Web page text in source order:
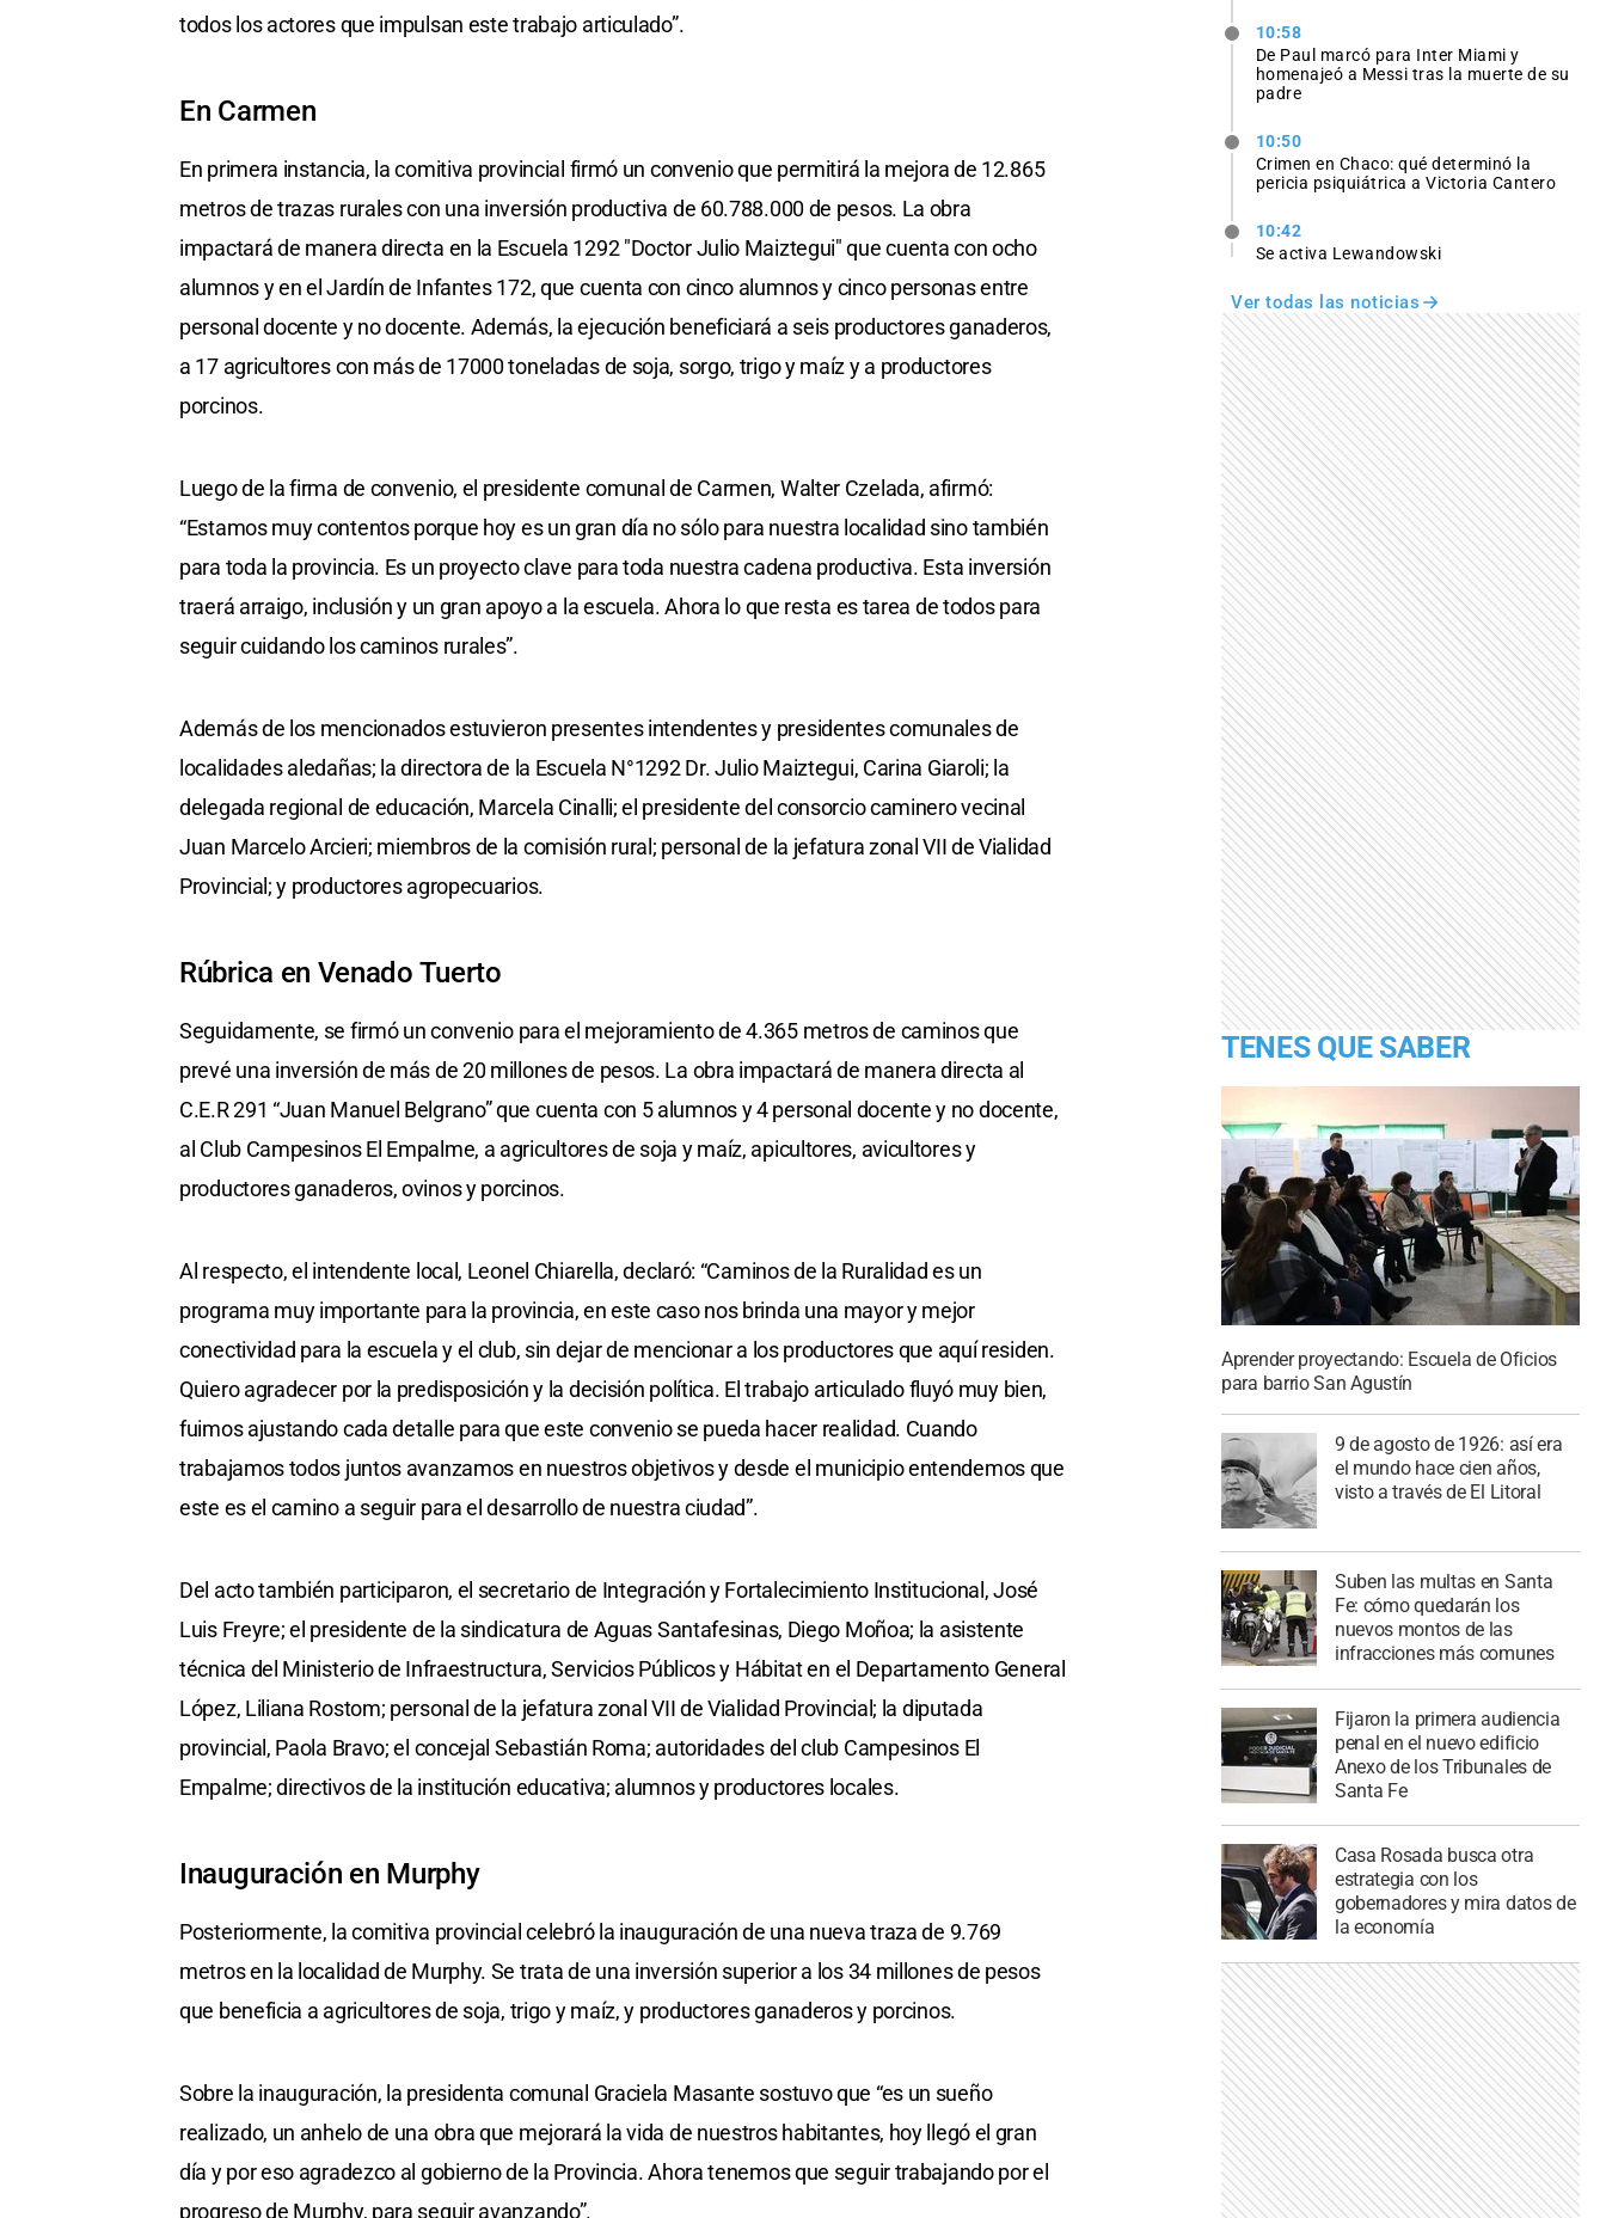
todos los actores que impulsan este trabajo articulado”.
En Carmen
En primera instancia, la comitiva provincial firmó un convenio que permitirá la mejora de 12.865
metros de trazas rurales con una inversión productiva de 60.788.000 de pesos. La obra
impactará de manera directa en la Escuela 1292 "Doctor Julio Maiztegui" que cuenta con ocho
alumnos y en el Jardín de Infantes 172, que cuenta con cinco alumnos y cinco personas entre
personal docente y no docente. Además, la ejecución beneficiará a seis productores ganaderos,
a 17 agricultores con más de 17000 toneladas de soja, sorgo, trigo y maíz y a productores
porcinos.
Luego de la firma de convenio, el presidente comunal de Carmen, Walter Czelada, afirmó:
“Estamos muy contentos porque hoy es un gran día no sólo para nuestra localidad sino también
para toda la provincia. Es un proyecto clave para toda nuestra cadena productiva. Esta inversión
traerá arraigo, inclusión y un gran apoyo a la escuela. Ahora lo que resta es tarea de todos para
seguir cuidando los caminos rurales”.
Además de los mencionados estuvieron presentes intendentes y presidentes comunales de
localidades aledañas; la directora de la Escuela N°1292 Dr. Julio Maiztegui, Carina Giaroli; la
delegada regional de educación, Marcela Cinalli; el presidente del consorcio caminero vecinal
Juan Marcelo Arcieri; miembros de la comisión rural; personal de la jefatura zonal VII de Vialidad
Provincial; y productores agropecuarios.
Rúbrica en Venado Tuerto
Seguidamente, se firmó un convenio para el mejoramiento de 4.365 metros de caminos que
prevé una inversión de más de 20 millones de pesos. La obra impactará de manera directa al
C.E.R 291 “Juan Manuel Belgrano” que cuenta con 5 alumnos y 4 personal docente y no docente,
al Club Campesinos El Empalme, a agricultores de soja y maíz, apicultores, avicultores y
productores ganaderos, ovinos y porcinos.
Al respecto, el intendente local, Leonel Chiarella, declaró: “Caminos de la Ruralidad es un
programa muy importante para la provincia, en este caso nos brinda una mayor y mejor
conectividad para la escuela y el club, sin dejar de mencionar a los productores que aquí residen.
Quiero agradecer por la predisposición y la decisión política. El trabajo articulado fluyó muy bien,
fuimos ajustando cada detalle para que este convenio se pueda hacer realidad. Cuando
trabajamos todos juntos avanzamos en nuestros objetivos y desde el municipio entendemos que
este es el camino a seguir para el desarrollo de nuestra ciudad”.
Del acto también participaron, el secretario de Integración y Fortalecimiento Institucional, José
Luis Freyre; el presidente de la sindicatura de Aguas Santafesinas, Diego Moñoa; la asistente
técnica del Ministerio de Infraestructura, Servicios Públicos y Hábitat en el Departamento General
López, Liliana Rostom; personal de la jefatura zonal VII de Vialidad Provincial; la diputada
provincial, Paola Bravo; el concejal Sebastián Roma; autoridades del club Campesinos El
Empalme; directivos de la institución educativa; alumnos y productores locales.
Inauguración en Murphy
Posteriormente, la comitiva provincial celebró la inauguración de una nueva traza de 9.769
metros en la localidad de Murphy. Se trata de una inversión superior a los 34 millones de pesos
que beneficia a agricultores de soja, trigo y maíz, y productores ganaderos y porcinos.
Sobre la inauguración, la presidenta comunal Graciela Masante sostuvo que “es un sueño
realizado, un anhelo de una obra que mejorará la vida de nuestros habitantes, hoy llegó el gran
día y por eso agradezco al gobierno de la Provincia. Ahora tenemos que seguir trabajando por el
progreso de Murphy, para seguir avanzando”.
10:58
De Paul marcó para Inter Miami y
homenajeó a Messi tras la muerte de su
padre
10:50
Crimen en Chaco: qué determinó la
pericia psiquiátrica a Victoria Cantero
10:42
Se activa Lewandowski
Ver todas las noticias
TENES QUE SABER
Aprender proyectando: Escuela de Oficios
para barrio San Agustín
9 de agosto de 1926: así era
el mundo hace cien años,
visto a través de El Litoral
Suben las multas en Santa
Fe: cómo quedarán los
nuevos montos de las
infracciones más comunes
Fijaron la primera audiencia
penal en el nuevo edificio
Anexo de los Tribunales de
Santa Fe
Casa Rosada busca otra
estrategia con los
gobernadores y mira datos de
la economía